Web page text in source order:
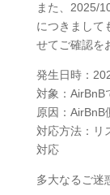
また、2025/
につきまして
せてご確認を
発生日時：
対象：AirBnB
原因：AirBnB
対応方法：リ
対応
多大なるご迷